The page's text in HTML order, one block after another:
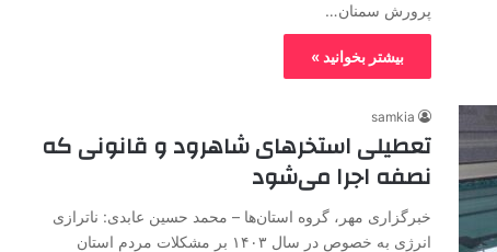
پرورش سمنان…
بیشتر بخوانید »
samkia
تعطیلی استخرهای شاهرود و قانونی که
نصفه اجرا می‌شود
خبرگزاری مهر، گروه استان‌ها – محمد حسین عابدی: ناترازی
انرژی به خصوص در سال ۱۴۰۳ بر مشکلات مردم استان